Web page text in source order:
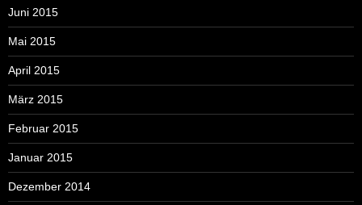
Juni 2015
Mai 2015
April 2015
März 2015
Februar 2015
Januar 2015
Dezember 2014